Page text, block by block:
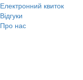
Електронний квиток
Відгуки
Про нас